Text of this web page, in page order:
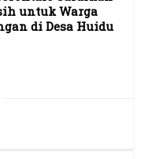
untuk Warga
di Desa Huidu